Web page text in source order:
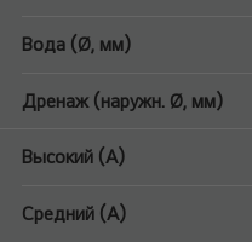
Вода (Ø, мм)
Дренаж (наружн. Ø, мм)
Высокий (A)
Средний (A)